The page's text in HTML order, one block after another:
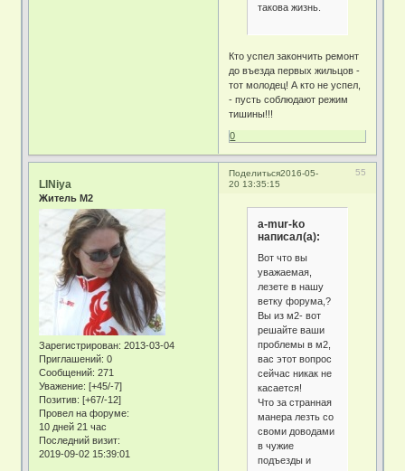
такова жизнь.
Кто успел закончить ремонт
до въезда первых жильцов -
тот молодец! А кто не успел,
- пусть соблюдают режим
тишины!!!
0
Поделиться 55
2016-05-
20 13:35:15
LINiya
Житель М2
Зарегистрирован: 2013-03-04
Приглашений: 0
Сообщений: 271
Уважение: [+45/-7]
Позитив: [+67/-12]
Провел на форуме:
10 дней 21 час
Последний визит:
2019-09-02 15:39:01
a-mur-ko
написал(а):
Вот что вы
уважаемая,
лезете в нашу
ветку форума,?
Вы из м2- вот
решайте ваши
проблемы в м2,
вас этот вопрос
сейчас никак не
касается!
Что за странная
манера лезть со
своми доводами
в чужие
подъезды и